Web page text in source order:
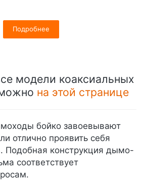
Подробнее
модели коаксиальных
на этой странице
бойко завоевывают
отлично проявить себя
Подобная конструкция дымо-
соответствует